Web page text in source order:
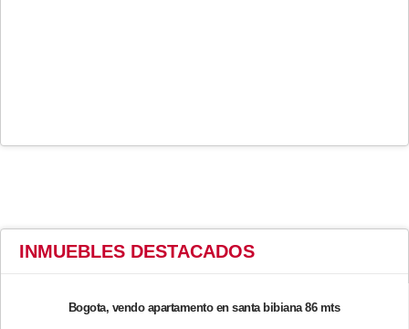
INMUEBLES DESTACADOS
Bogota, vendo apartamento en santa bibiana 86 mts